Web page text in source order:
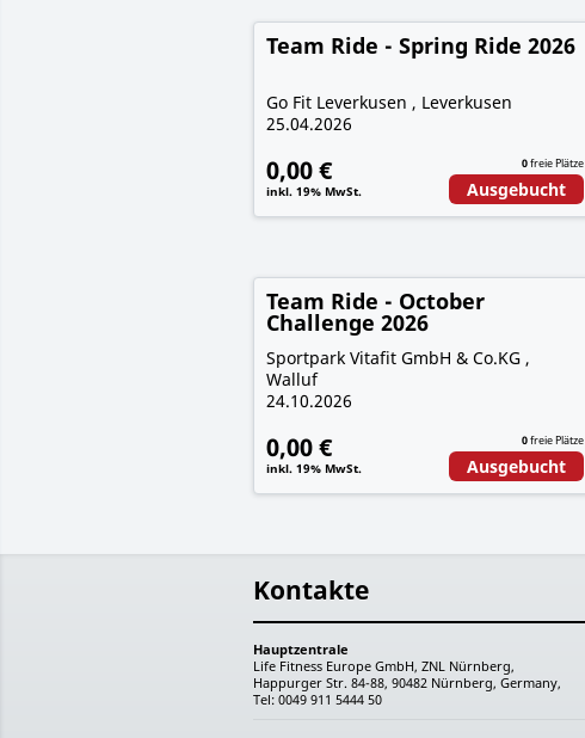
Team Ride - Spring Ride 2026
Go Fit Leverkusen , Leverkusen
25.04.2026
0,00 €
inkl. 19% MwSt.
0freie Plätze
Ausgebucht
Team Ride - October
Challenge 2026
Sportpark Vitafit GmbH & Co.KG ,
Walluf
24.10.2026
0,00 €
inkl. 19% MwSt.
0freie Plätze
Ausgebucht
Kontakte
Hauptzentrale
Life Fitness Europe GmbH, ZNL Nürnberg,
Happurger Str. 84-88, 90482 Nürnberg, Germany,
Tel: 0049 911 5444 50